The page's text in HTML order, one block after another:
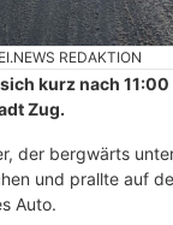
REDAKTION
kurz nach
Zug.
der bergwärts
und prallte auf
Auto.